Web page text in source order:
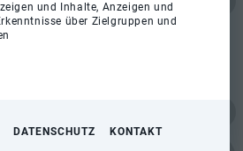
und Inhalte, Anzeigen und
über Zielgruppen und
DATENSCHUTZ KONTAKT